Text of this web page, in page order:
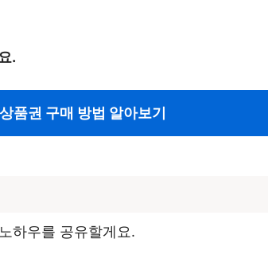
.
상품권 구매 방법 알아보기
하우를 공유할게요.